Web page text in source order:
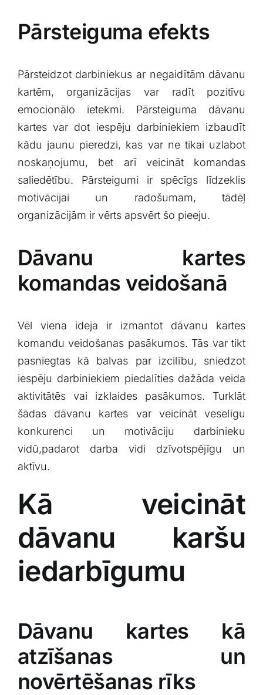
Pārsteiguma efekts
Pārsteidzot ‌darbiniekus ar‍ negaidītām‌ dāvanu
kartēm, organizācijas var ‍radīt pozitīvu
emocionālo ietekmi. Pārsteiguma dāvanu
kartes var dot iespēju darbiniekiem izbaudīt
kādu jaunu pieredzi, kas var ne tikai uzlabot
noskaņojumu, ⁤bet arī‍ veicināt komandas
saliedētību. Pārsteigumi ir spēcīgs‌ līdzeklis
motivācijai un radošumam,⁢ tādēļ
organizācijām ir vērts⁤ apsvērt šo pieeju.
Dāvanu kartes
komandas veidošanā
Vēl viena ideja ​ir izmantot⁣ dāvanu kartes
komandu veidošanas pasākumos. Tās var tikt
‍pasniegtas ‌kā balvas par izcilību, ‍sniedzot
iespēju darbiniekiem piedalīties dažāda‌ veida
aktivitātēs vai izklaides pasākumos.​ Turklāt​
šādas dāvanu kartes var veicināt⁣ veselīgu​
konkurenci un ‌motivāciju darbinieku‍
vidū,padarot darba ⁢vidi dzīvotspējīgu un
aktīvu.
Kā veicināt
dāvanu karšu
iedarbīgumu
Dāvanu kartes kā
atzīšanas un
novērtēšanas rīks